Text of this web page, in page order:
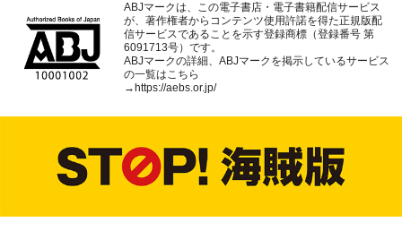
ABJマークは、この電子書店・電子書籍配信サービス
が、著作権者からコンテンツ使用許諾を得た正規版配
信サービスであることを示す登録商標（登録番号 第
6091713号）です。
ABJマークの詳細、ABJマークを掲示しているサービス
の一覧はこちら
→ https://aebs.or.jp/